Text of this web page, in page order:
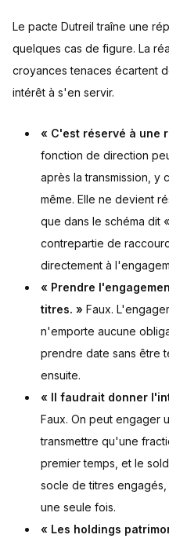
Le pacte Dutreil traîne une
quelques cas de figure. La
croyances tenaces écartent
intérêt à s'en servir.
« C'est réservé à une
fonction de direction
après la transmission, y
même. Elle ne devient
que dans le schéma dit
contrepartie de
directement à
« Prendre
titres. » Faux.
n'emporte aucune
prendre date sans être
ensuite.
« Il faudrait donner
Faux. On peut engager
transmettre qu'une
premier temps, et le
socle de titres engagés,
une seule fois.
« Les holdings